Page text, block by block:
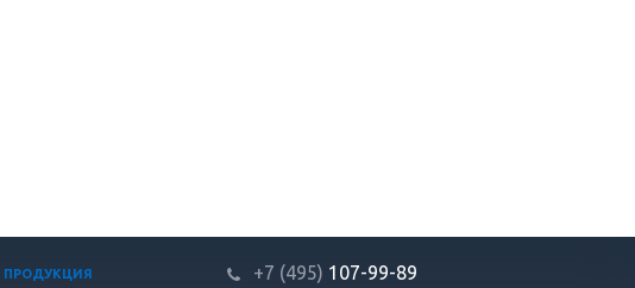
ПРОДУКЦИЯ +7 (495) 107-99-89